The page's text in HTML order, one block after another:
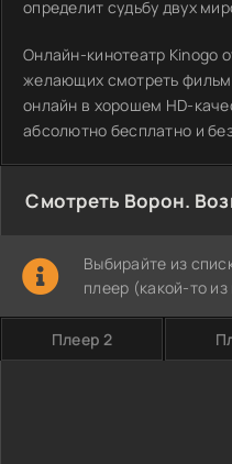
определит судьбу двух
Онлайн-кинотеатр Kinogo
желающих смотреть
онлайн в хорошем HD-
абсолютно бесплатно и
Смотреть Ворон.
Выбирайте из
плеер (какой-то
Плеер 2